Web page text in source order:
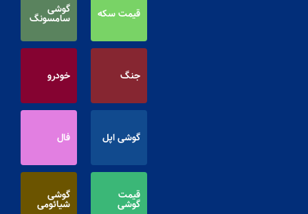
قیمت سکه گوشی
سامسونگ
جنگ خودرو
گوشی اپل فال
قیمت
گوشی
گوشی
شیائومی